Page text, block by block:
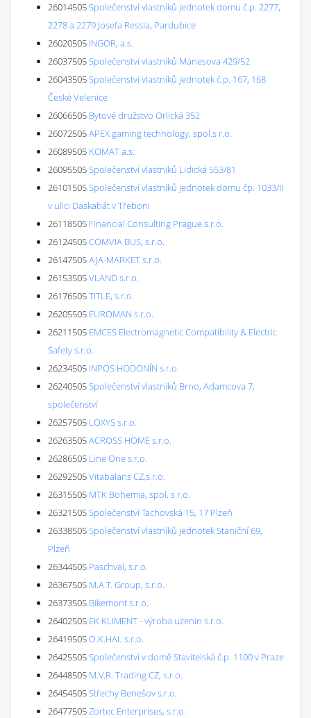
26014505Společenství vlastníků jednotek domu č.p. 2277,
2278 a 2279 Josefa Ressla, Pardubice
26020505 INGOR, a.s.
26037505Společenství vlastníků Mánesova 429/52
26043505Společenství vlastníků jednotek č.p. 167, 168
České Velenice
26066505 Bytové družstvo Orlická 352
26072505APEX gaming technology, spol.s r.o.
26089505 KOMAT a.s.
26095505Společenství vlastníků Lidická 553/81
26101505Společenství vlastníků jednotek domu čp. 1033/II
v ulici Daskabát v Třeboni
26118505 Financial Consulting Prague s.r.o.
26124505COMVIA BUS, s.r.o.
26147505AJA-MARKET s.r.o.
26153505VLAND s.r.o.
26176505TITLE, s.r.o.
26205505 EUROMAN s.r.o.
26211505 EMCES Electromagnetic Compatibility & Electric
Safety s.r.o.
26234505 INPOS HODONÍN s.r.o.
26240505Společenství vlastníků Brno, Adamcova 7,
společenství
26257505 LOXYS s.r.o.
26263505ACROSS HOME s.r.o.
26286505 Line One s.r.o.
26292505Vitabalans CZ,s.r.o.
26315505 MTK Bohemia, spol. s r.o.
26321505Společenství Tachovská 15, 17 Plzeň
26338505Společenství vlastníků jednotek Staniční 69,
Plzeň
26344505 Paschval, s.r.o.
26367505 M.A.T. Group, s.r.o.
26373505 Bikemont s.r.o.
26402505 EK KLIMENT - výroba uzenin s.r.o.
26419505O.K.HAL s.r.o.
26425505Společenství v domě Stavitelská č.p. 1100 v Praze
26448505 M.V.R. Trading CZ, s.r.o.
26454505Střechy Benešov s.r.o.
26477505Zortec Enterprises, s.r.o.